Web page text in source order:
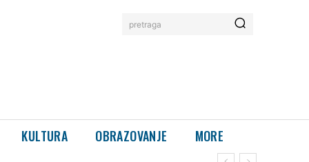
pretraga
KULTURA OBRAZOVANJE MORE